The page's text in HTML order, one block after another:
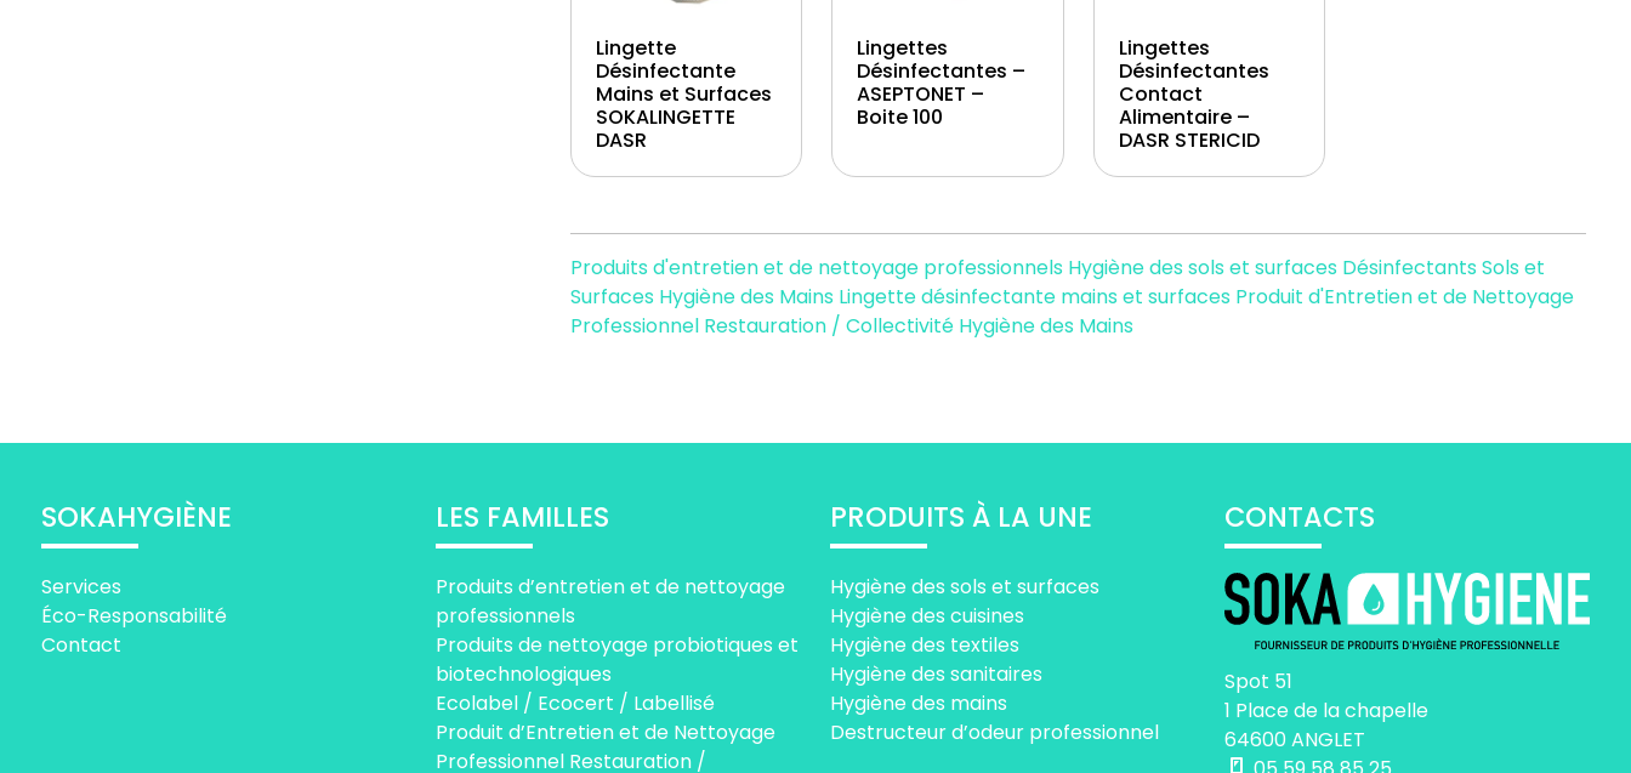
Lingette
Désinfectante
Mains et Surfaces
SOKALINGETTE
DASR
Lingettes
Désinfectantes –
ASEPTONET –
Boite 100
Lingettes
Désinfectantes
Contact
Alimentaire –
DASR STERICID
Produits d'entretien et de nettoyage professionnels Hygiène des sols et surfaces Désinfectants Sols et
Surfaces Hygiène des Mains Lingette désinfectante mains et surfaces Produit d'Entretien et de Nettoyage
Professionnel Restauration / Collectivité Hygiène des Mains
SOKAHYGIÈNE
Services
Éco-Responsabilité
Contact
LES FAMILLES
Produits d’entretien et de nettoyage
professionnels
Produits de nettoyage probiotiques et
biotechnologiques
Ecolabel / Ecocert / Labellisé
Produit d’Entretien et de Nettoyage
Professionnel Restauration /
PRODUITS À LA UNE
Hygiène des sols et surfaces
Hygiène des cuisines
Hygiène des textiles
Hygiène des sanitaires
Hygiène des mains
Destructeur d’odeur professionnel
CONTACTS
Spot 51
1 Place de la chapelle
64600 ANGLET